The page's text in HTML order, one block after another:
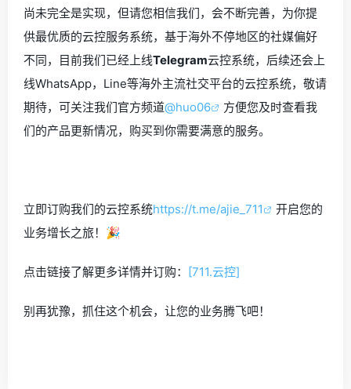
尚未完全是实现，但请您相信我们，会不断完善，为你提
供最优质的云控服务系统，基于海外不停地区的社媒偏好
不同，目前我们已经上线Telegram云控系统，后续还会上
线WhatsApp，Line等海外主流社交平台的云控系统，敬请
期待，可关注我们官方频道@huo06
方便您及时查看我
们的产品更新情况，购买到你需要满意的服务。
立即订购我们的云控系统https://t.me/ajie_711
开启您的
业务增长之旅！🎉
点击链接了解更多详情并订购： [711.云控]
别再犹豫，抓住这个机会，让您的业务腾飞吧！